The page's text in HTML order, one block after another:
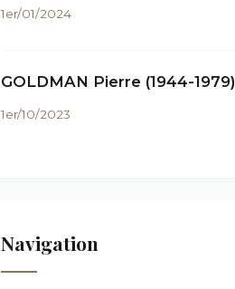
1er/01/2024
GOLDMAN Pierre (1944-1979)
1er/10/2023
Navigation